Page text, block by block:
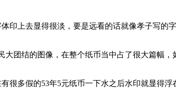
上去显得很淡，要是远看的话就像孝子写的
结的图像，在整个纸币当中占了很大篇幅，
多假的53年5元纸币一下水之后水印就显得浮